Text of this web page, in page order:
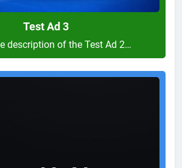
Test Ad 3
description of the Test Ad 2…